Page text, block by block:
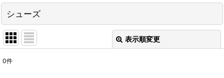
シューズ
表示順変更
0件